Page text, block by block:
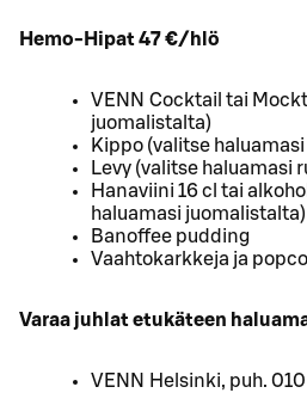
Hemo-Hipat 47 €/hlö
VENN Cocktail tai
juomalistalta)
Kippo (valitse
Levy (valitse haluamasi
Hanaviini 16 cl tai
haluamasi juomalistalta)
Banoffee pudding
Vaahtokarkkeja ja
Varaa juhlat etukäteen
VENN Helsinki, puh.